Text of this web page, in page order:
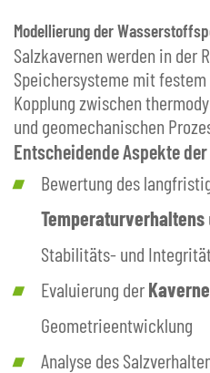
Modellierung der
Salzkavernen werden in der
Speichersysteme mit
Kopplung zwischen
und geomechanischen
Entscheidende Aspekte
Bewertung des
Temperaturverhaltens
Stabilitäts- und
Evaluierung der
Geometrieentwicklung
Analyse des